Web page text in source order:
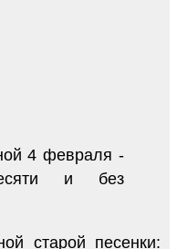
4 февраля -
и без
старой песенки: